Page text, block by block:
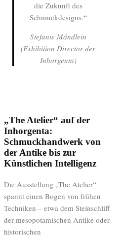
die Zukunft des
Schmuckdesigns.“
Stefanie Mändlein
(Exhibition Director der
Inhorgenta)
„The Atelier“ auf der
Inhorgenta:
Schmuckhandwerk von
der Antike bis zur
Künstlichen Intelligenz
Die Ausstellung „The Atelier“
spannt einen Bogen von frühen
Techniken – etwa dem Steinschliff
der mesopotamischen Antike oder
historischen